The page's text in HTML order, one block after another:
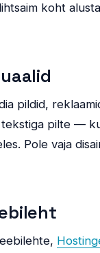
koht
pildid,
pilte —
Pole vaja